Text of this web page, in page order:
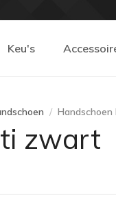
Keu's
zwart